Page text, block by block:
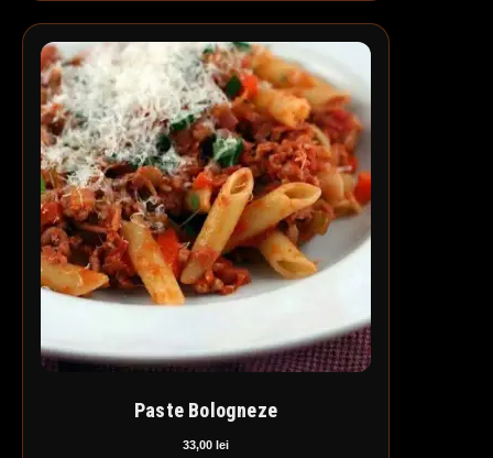
Paste Bologneze
33,00 lei